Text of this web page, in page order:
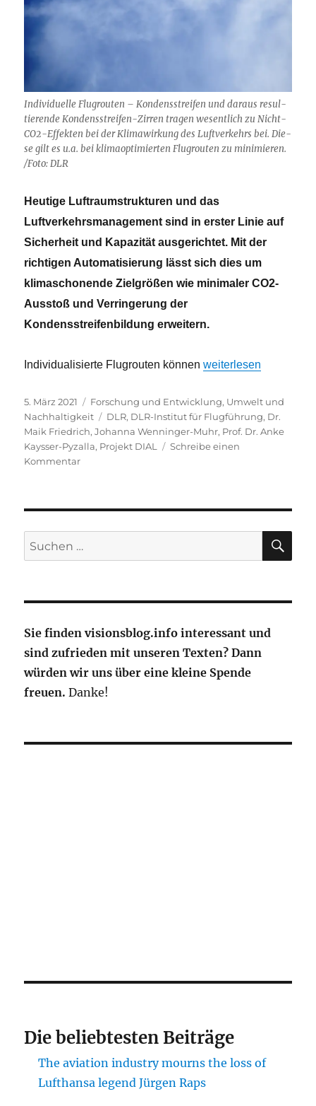
Individuelle Flugrouten – Kon­dens­strei­fen und dar­aus re­sul­
tie­ren­de Kon­dens­strei­fen-Zir­ren tra­gen we­sent­lich zu Nicht-
CO2-Ef­fek­ten bei der Kli­ma­wir­kung des Luft­ver­kehrs bei. Die­
se gilt es u.a. bei kli­ma­op­ti­mier­ten Flug­rou­ten zu mi­ni­mie­ren.
/Foto: DLR
Heutige Luftraumstrukturen und das
Luftverkehrsmanagement sind in erster Linie auf
Sicherheit und Kapazität ausgerichtet. Mit der
richtigen Automatisierung lässt sich dies um
klimaschonende Zielgrößen wie minimaler CO­2-
Ausstoß und Verringerung der
Kondensstreifenbildung erweitern.
Individualisierte Flugrouten könnenweiterlesen
Veröffentlicht
am
5. März 2021 Kategorien
Forschung und Entwicklung, Umwelt und
Nachhaltigkeit
Schlagwörter
DLR, DLR-Institut für Flugführung, Dr.
Maik Friedrich,Johanna Wenninger-Muhr, Prof. Dr. Anke
Kaysser-Pyzalla, Projekt DIAL
Schreibe einen
Kommentarzu
begrenzen
Suche
nach:
Sie finden visionsblog.info interessant und
sind zufrieden mit unseren Texten? Dann
würden wir uns über eine kleine Spende
freuen. Danke!
Die beliebtesten Beiträge
The aviation industry mourns the loss of
Lufthansa legend Jürgen Raps